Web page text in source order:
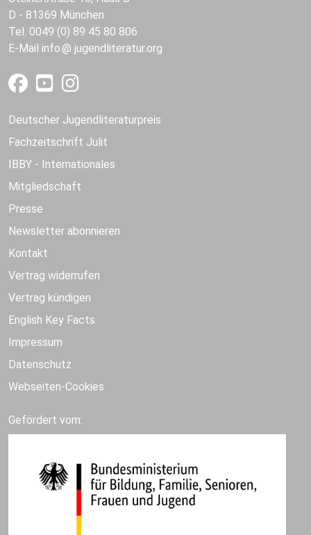
D - 81369 München
Tel. 0049 (0) 89 45 80 806
E-Mail info jugendliteratur.org
Deutscher Jugendliteraturpreis
Fachzeitschrift Julit
IBBY - Internationales
Mitgliedschaft
Presse
Newsletter abonnieren
Kontakt
Vertrag widerrufen
Vertrag kündigen
English Key Facts
Impressum
Datenschutz
Webseiten-Cookies
Gefördert vom: